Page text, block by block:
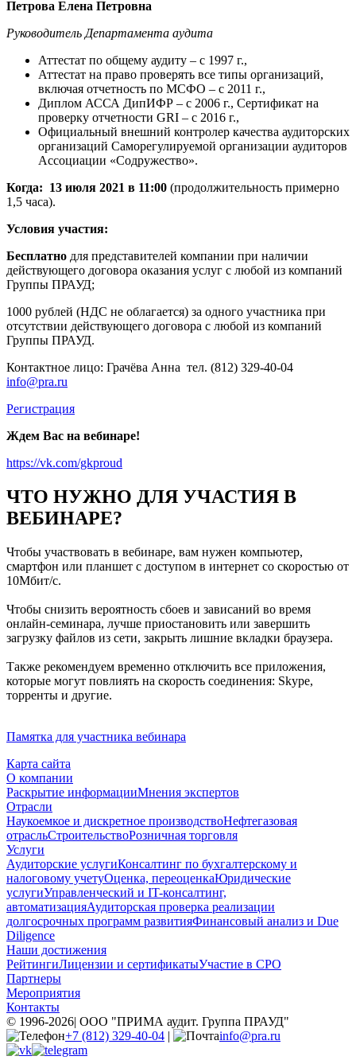
Петрова Елена Петровна
Руководитель Департамента аудита
Аттестат по общему аудиту – с 1997 г.,
Аттестат на право проверять все типы организаций,
включая отчетность по МСФО – с 2011 г.,
Диплом АССА ДипИФР – с 2006 г., Сертификат на
проверку отчетности GRI – с 2016 г.,
Официальный внешний контролер качества аудиторских
организаций Саморегулируемой организации аудиторов
Ассоциации «Содружество».
Когда: 13 июля 2021 в 11:00 (продолжительность примерно
1,5 часа).
Условия участия:
Бесплатно для представителей компании при наличии
действующего договора оказания услуг с любой из компаний
Группы ПРАУД;
1000 рублей (НДС не облагается) за одного участника при
отсутствии действующего договора с любой из компаний
Группы ПРАУД.
Контактное лицо: Грачёва Анна тел. (812) 329-40-04
info@pra.ru
Регистрация
Ждем Вас на вебинаре!
https://vk.com/gkproud
ЧТО НУЖНО ДЛЯ УЧАСТИЯ В
ВЕБИНАРЕ?
Чтобы участвовать в вебинаре, вам нужен компьютер,
смартфон или планшет с доступом в интернет со скоростью от
10Мбит/с.
Чтобы снизить вероятность сбоев и зависаний во время
онлайн-семинара, лучше приостановить или завершить
загрузку файлов из сети, закрыть лишние вкладки браузера.
Также рекомендуем временно отключить все приложения,
которые могут повлиять на скорость соединения: Skype,
торренты и другие.
Памятка для участника вебинара
Карта сайта
О компании
Раскрытие информацииМнения экспертов
Отрасли
Наукоемкое и дискретное производствоНефтегазовая
отрасльСтроительствоРозничная торговля
Услуги
Аудиторские услугиКонсалтинг по бухгалтерскому и
налоговому учетуОценка, переоценкаЮридические
услугиУправленческий и IT-консалтинг,
автоматизацияАудиторская проверка реализации
долгосрочных программ развитияФинансовый анализ и Due
Diligence
Наши достижения
РейтингиЛицензии и сертификатыУчастие в СРО
Партнеры
Мероприятия
Контакты
© 1996-2026| ООО "ПРИМА аудит. Группа ПРАУД"
+7 (812) 329-40-04 | info@pra.ru